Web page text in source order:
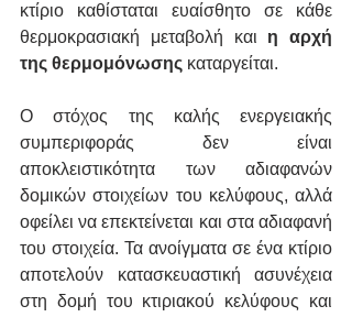
κτίριο καθίσταται ευαίσθητο σε κάθε
θερμοκρασιακή μεταβολή και η αρχή
της θερμομόνωσης καταργείται.
Ο στόχος της καλής ενεργειακής
συμπεριφοράς δεν είναι
αποκλειστικότητα των αδιαφανών
δομικών στοιχείων του κελύφους, αλλά
οφείλει να επεκτείνεται και στα αδιαφανή
του στοιχεία. Τα ανοίγματα σε ένα κτίριο
αποτελούν κατασκευαστική ασυνέχεια
στη δομή του κτιριακού κελύφους και